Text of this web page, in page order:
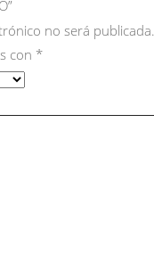
no será publicada.
con *